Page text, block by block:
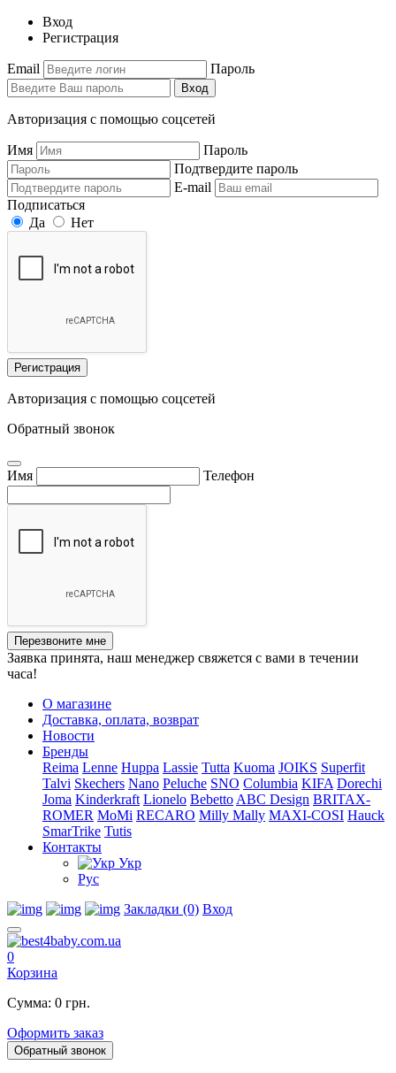
Вход
Регистрация
Email Пароль
Вход
Авторизация с помощью соцсетей
Имя
Пароль
Подтвердите пароль
E-mail
Подписаться
Да
Нет
Регистрация
Авторизация с помощью соцсетей
Обратный звонок
Имя Телефон
Перезвоните мне
Заявка принята, наш менеджер свяжется с вами в течении
часа!
О магазине
Доставка, оплата, возврат
Новости
Бренды
Reima Lenne Huppa Lassie Tutta Kuoma JOIKS Superfit
Talvi Skechers Nano Peluche SNO Columbia KIFA Dorechi
Joma Kinderkraft Lionelo Bebetto ABC Design BRITAX-
ROMER MoMi RECARO Milly Mally MAXI-COSI Hauck
SmarTrike Tutis
Контакты
Укр
Рус
Закладки (0) Вход
0
Корзина
Сумма: 0 грн.
Оформить заказ
Обратный звонок